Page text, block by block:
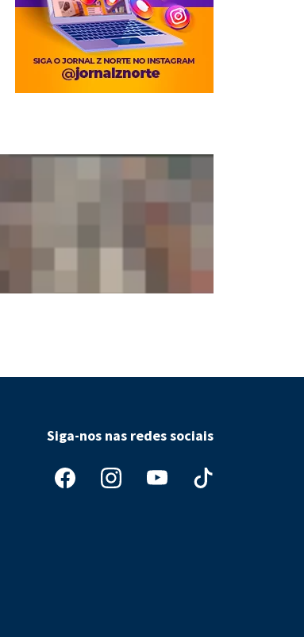
Siga-nos nas redes sociais